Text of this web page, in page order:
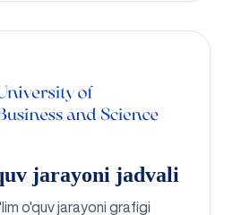
jarayoni jadvali
o'quv jarayoni grafigi